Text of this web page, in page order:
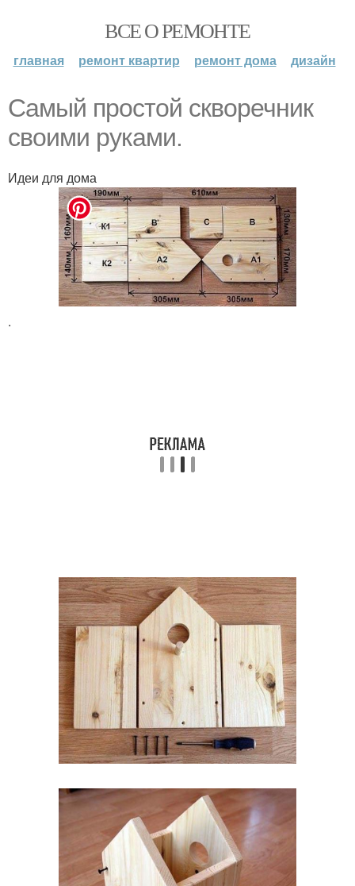
ВСЕ О РЕМОНТЕ
главная ремонт квартир ремонт дома дизайн
Самый простой скворечник
своими руками.
Идеи для дома
.